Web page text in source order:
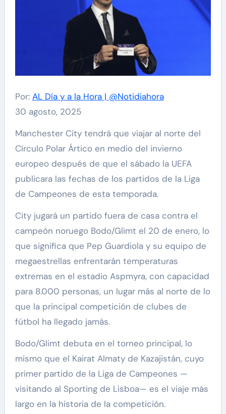
Por: AL Día y a la Hora | @Notidiahora
30 agosto, 2025
Manchester City tendrá que viajar al norte del
Círculo Polar Ártico en medio del invierno
europeo después de que el sábado la UEFA
publicara las fechas de los partidos de la Liga
de Campeones de esta temporada.
City jugará un partido fuera de casa contra el
campeón noruego Bodo/Glimt el 20 de enero, lo
que significa que Pep Guardiola y su equipo de
megaestrellas enfrentarán temperaturas
extremas en el estadio Aspmyra, con capacidad
para 8.000 personas, un lugar más al norte de lo
que la principal competición de clubes de
fútbol ha llegado jamás.
Bodo/Glimt debuta en el torneo principal, lo
mismo que el Kairat Almaty de Kazajistán, cuyo
primer partido de la Liga de Campeones —
visitando al Sporting de Lisboa— es el viaje más
largo en la historia de la competición.